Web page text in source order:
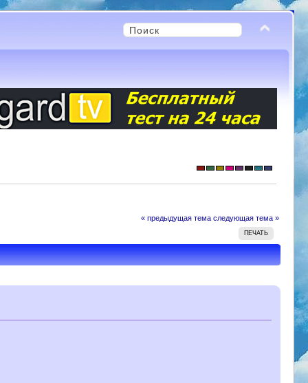
« предыдущая тема следующая тема »
ПЕЧАТЬ